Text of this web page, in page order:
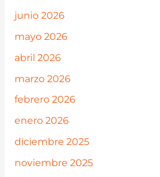
junio 2026
mayo 2026
abril 2026
marzo 2026
febrero 2026
enero 2026
diciembre 2025
noviembre 2025